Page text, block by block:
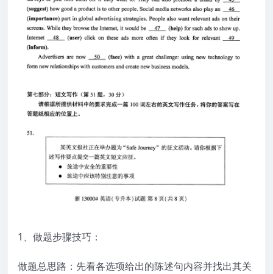
1、做题步骤技巧：
做题总思路：先看各选项给出的陈述句内容并找出其关